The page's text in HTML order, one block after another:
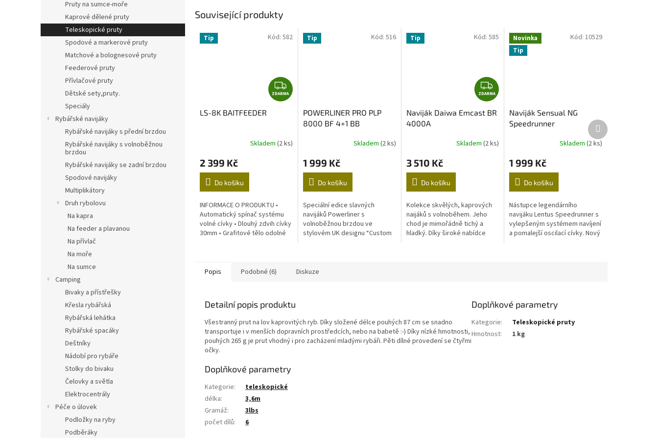
Pruty na sumce-moře
Kaprové dělené pruty
Teleskopické pruty
Spodové a markerové pruty
Matchové a bolognesové pruty
Feederové pruty
Přívlačové pruty
Dětské sety,pruty.
Speciály
Rybářské navijáky
Rybářské navijáky s přední brzdou
Rybářské navijáky s volnoběžnou
brzdou
Rybářské navijáky se zadní brzdou
Spodové navijáky
Multiplikátory
Druh rybolovu
Na kapra
Na feeder a plavanou
Na přívlač
Na moře
Na sumce
Camping
Bivaky a přístřešky
Křesla rybářská
Rybářská lehátka
Rybářské spacáky
Deštníky
Nádobí pro rybáře
Stolky do bivaku
Čelovky a světla
Elektrocentrály
Péče o úlovek
Podložky na ryby
Podběráky
Související produkty
Tip
Z
D
A
ZDARMA
LS-8K BAITFEEDER
Skladem (2 ks)
2 399 Kč
Do košíku
INFORMACE O PRODUKTU •
Automatický spínač systému
volné cívky • Dlouhý zdvih cívky
30mm • Grafitové tělo odolné
Kód: 582 Tip
POWERLINER PRO PLP
8000 BF 4+1 BB
Skladem (2 ks)
1 999 Kč
Do košíku
Speciální edice slavných
navijáků Powerliner s
volnoběžnou brzdou ve
stylovém UK designu “Custom
Kód: 516 Tip
Z
D
A
A
ZDARMA
Naviják Daiwa Emcast BR
4000A
Skladem(2 ks)
3 510 Kč
Do košíku
Kolekce skvělých, kaprových
naijáků s volnoběhem. Jeho
chod je mimořádně tichý a
hladký. Díky široké nabídce
Kód:585
Novinka
Tip
Naviják Sensual NG
Speedrunner
Skladem (2 ks)
1 999 Kč
Do košíku
Nástupce legendárního
navijáku Lentus Speedrunner s
vylepšeným systémem navíjení
a pomalejší oscilací cívky. Nový
Kód: 10529
Další
produkt
Popis Podobné (6) Diskuze
Detailní popis produktu
Všestranný prut na lov kaprovitých ryb. Díky složené délce pouhých 87 cm se snadno
transportuje i v menších dopravních prostředcích, nebo na babetě :-) Díky nízké hmotnosti,
pouhých 265 g je prut vhodný i pro zacházení mladými rybáři. Pěti dílné provedení se čtyřmi
očky.
Doplňkové parametry
Kategorie:
teleskopické
délka:
3,6m
Gramáž:
3lbs
počet dílů: 6
Doplňkové parametry
Kategorie:
Teleskopické pruty
Hmotnost: 1 kg